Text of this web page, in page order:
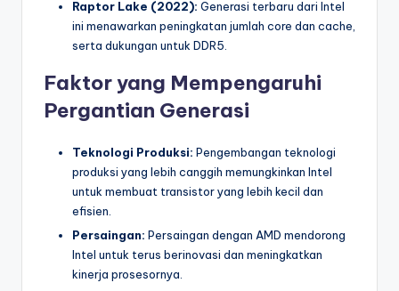
Raptor Lake (2022): Generasi terbaru dari Intel
ini menawarkan peningkatan jumlah core dan cache,
serta dukungan untuk DDR5.
Faktor yang Mempengaruhi
Pergantian Generasi
Teknologi Produksi: Pengembangan teknologi
produksi yang lebih canggih memungkinkan Intel
untuk membuat transistor yang lebih kecil dan
efisien.
Persaingan: Persaingan dengan AMD mendorong
Intel untuk terus berinovasi dan meningkatkan
kinerja prosesornya.